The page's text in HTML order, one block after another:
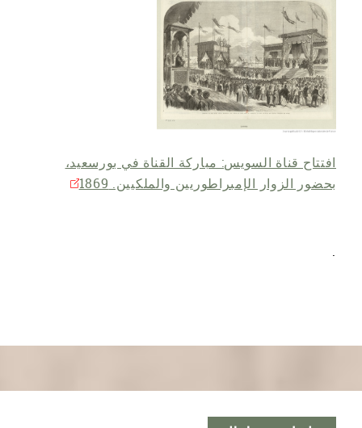
افتتاح قناة السويس: مباركة القناة في بورسعيد،
بحضور الزوار الإمبراطوريين والملكيين. 1869